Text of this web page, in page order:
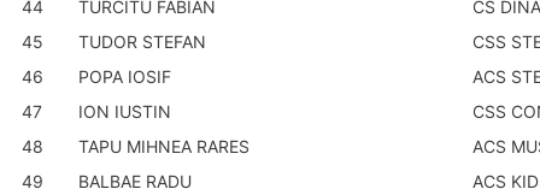
44
TURCITU FABIAN
CS
45
TUDOR STEFAN
CSS
46
POPA IOSIF
ACS
47
ION IUSTIN
CSS
48
TAPU MIHNEA RARES
ACS
49
BALBAE RADU
ACS